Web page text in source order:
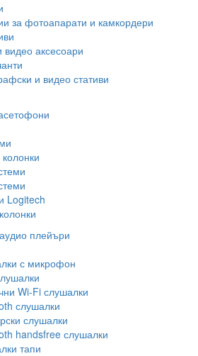
за фотоапарати и камкордери
видео аксесоари
и видео стативи
Logitech
плейъри
с микрофон
Wi-Fi слушалки
слушалки
слушалки
handsfree слушалки
тапи